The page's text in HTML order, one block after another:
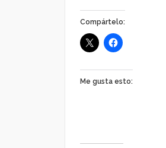
Compártelo:
Me gusta esto: